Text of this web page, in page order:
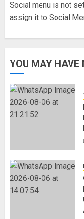
Social menu is not
assign it to Social
YOU MAY HAVE